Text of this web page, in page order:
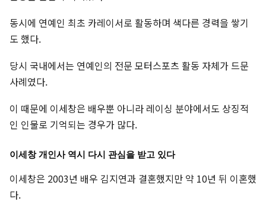
동시에 연예인 최초 카레이서로 활동하며 색다른 경력을 쌓기
도 했다.
당시 국내에서는 연예인의 전문 모터스포츠 활동 자체가 드문
사례였다.
이 때문에 이세창은 배우뿐 아니라 레이싱 분야에서도 상징적
인 인물로 기억되는 경우가 많다.
이세창 개인사 역시 다시 관심을 받고 있다
이세창은 2003년 배우 김지연과 결혼했지만 약 10년 뒤 이혼했
다.